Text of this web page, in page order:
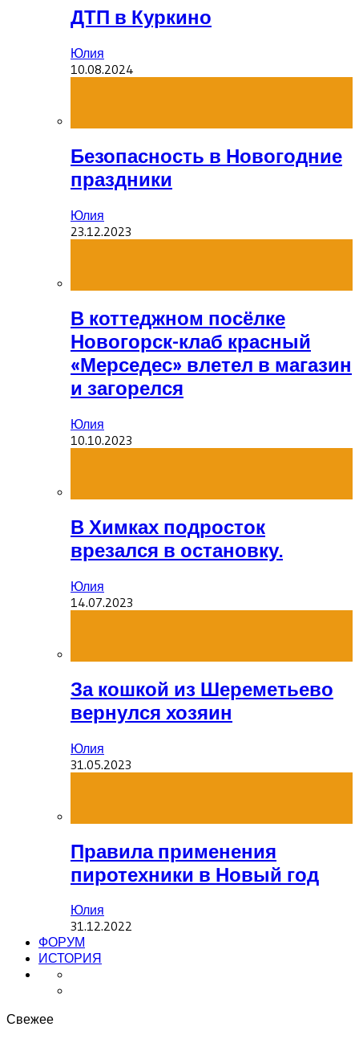
ДТП в Куркино
Юлия
10.08.2024
Безопасность в Новогодние
праздники
Юлия
23.12.2023
В коттеджном посёлке
Новогорск-клаб красный
«Мерседес» влетел в магазин
и загорелся
Юлия
10.10.2023
В Химках подросток
врезался в остановку.
Юлия
14.07.2023
За кошкой из Шереметьево
вернулся хозяин
Юлия
31.05.2023
Правила применения
пиротехники в Новый год
Юлия
31.12.2022
ФОРУМ
ИСТОРИЯ
Свежее